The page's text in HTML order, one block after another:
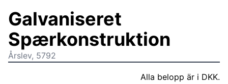
Galvaniseret
Spærkonstruktion
Årslev, 5792
Alla belopp är i DKK.